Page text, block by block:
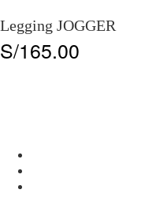
Legging JOGGER
S/165.00